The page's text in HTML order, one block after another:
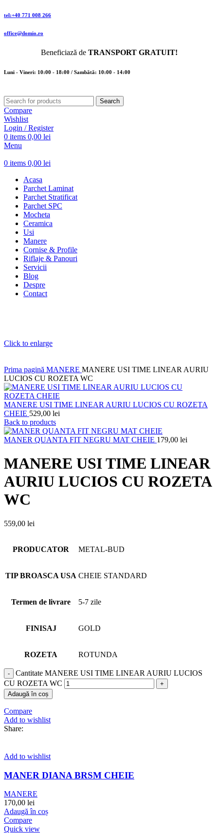
tel:+40 771 008 266
office@domio.ro
Beneficiază de TRANSPORT GRATUIT!
Luni - Vineri: 10:00 - 18:00 / Sambătă: 10:00 - 14:00
Search
Compare
Wishlist
Login / Register
0 items 0,00 lei
Menu
0 items 0,00 lei
Acasa
Parchet Laminat
Parchet Stratificat
Parchet SPC
Mocheta
Ceramica
Usi
Manere
Cornise & Profile
Riflaje & Panouri
Servicii
Blog
Despre
Contact
Click to enlarge
Prima pagină MANERE MANERE USI TIME LINEAR AURIU
LUCIOS CU ROZETA WC
MANERE USI TIME LINEAR AURIU LUCIOS CU ROZETA
CHEIE 529,00 lei
Back to products
MANER QUANTA FIT NEGRU MAT CHEIE 179,00 lei
MANERE USI TIME LINEAR
AURIU LUCIOS CU ROZETA
WC
559,00 lei
PRODUCATOR METAL-BUD
TIP BROASCA USA CHEIE STANDARD
Termen de livrare 5-7 zile
FINISAJ GOLD
ROZETA ROTUNDA
Cantitate MANERE USI TIME LINEAR AURIU LUCIOS
CU ROZETA WC
Adaugă în coș
Compare
Add to wishlist
Share:
Add to wishlist
MANER DIANA BRSM CHEIE
MANERE
170,00 lei
Adaugă în coș
Compare
Quick view